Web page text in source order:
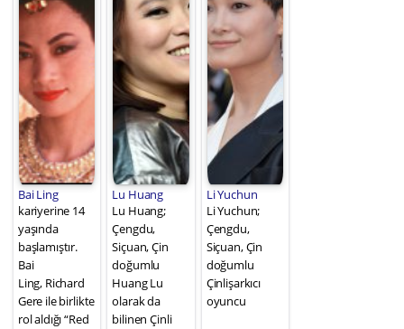
Bai Ling
kariyerine 14
yaşında
başlamıştır.
Bai
Ling, Richard
Gere ile birlikte
rol aldığı “Red
Lu Huang
Lu Huang;
Çengdu,
Siçuan, Çin
doğumlu
Huang Lu
olarak da
bilinen Çinli
Li Yuchun
Li Yuchun;
Çengdu,
Siçuan, Çin
doğumlu
Çinlişarkıcı
oyuncu